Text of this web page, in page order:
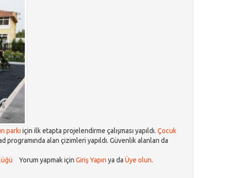
parkı için ilk etapta projelendirme çalışması yapıldı. Çocuk
alan çizimleri yapıldı. Güvenlik alanları da
Yorum yapmak için Giriş Yapın ya da Üye olun.